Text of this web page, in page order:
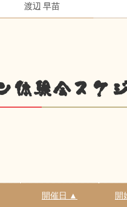
渡辺 早苗
体験会スケ
開催日 ▲ 開